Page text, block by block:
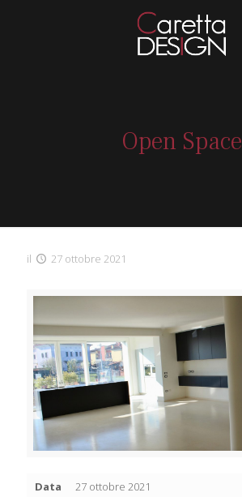
Open Space
il 27 ottobre 2021
Data 27 ottobre 2021